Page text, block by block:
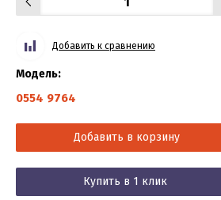
Добавить к сравнению
Модель:
0554 9764
Добавить в корзину
Купить в 1 клик